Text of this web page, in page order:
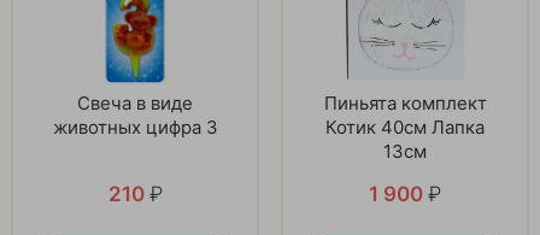
Свеча в виде
животных цифра 3
210 ₽
Пиньята комплект
Котик 40см Лапка
13см
1 900 ₽